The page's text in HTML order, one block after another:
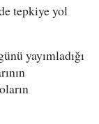
tepkiye yol
yayımladığı